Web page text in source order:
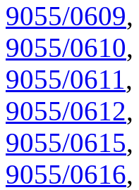
9055/0609,
9055/0610,
9055/0611,
9055/0612,
9055/0615,
9055/0616,